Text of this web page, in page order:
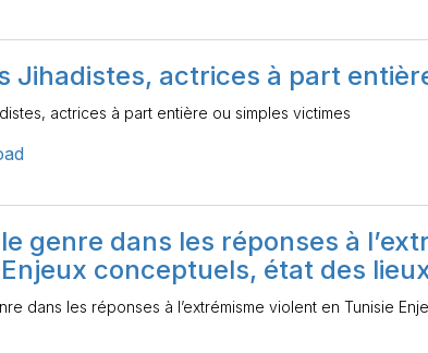
Jihadistes, actrices à part
actrices à part entière ou simples victimes
genre dans les réponses à
conceptuels, état des
dans les réponses à l’extrémisme violent en Tunisie